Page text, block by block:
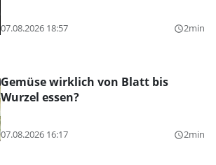
07.08.2026 18:57 query_builder2min
Gemüse wirklich von Blatt bis
Wurzel essen?
07.08.2026 16:17 query_builder2min